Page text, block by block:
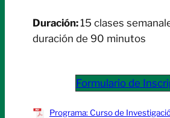
Duración:15 clases
duración de 90 minutos
Formulario de
Programa: Curso de